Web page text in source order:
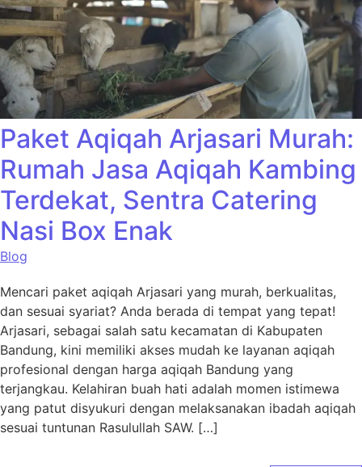
Paket Aqiqah Arjasari Murah:
Rumah Jasa Aqiqah Kambing
Terdekat, Sentra Catering
Nasi Box Enak
Blog
Mencari paket aqiqah Arjasari yang murah, berkualitas,
dan sesuai syariat? Anda berada di tempat yang tepat!
Arjasari, sebagai salah satu kecamatan di Kabupaten
Bandung, kini memiliki akses mudah ke layanan aqiqah
profesional dengan harga aqiqah Bandung yang
terjangkau. Kelahiran buah hati adalah momen istimewa
yang patut disyukuri dengan melaksanakan ibadah aqiqah
sesuai tuntunan Rasulullah SAW. […]